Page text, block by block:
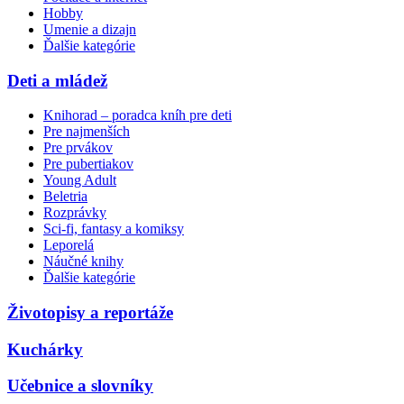
Hobby
Umenie a dizajn
Ďalšie kategórie
Deti a mládež
Knihorad – poradca kníh pre deti
Pre najmenších
Pre prvákov
Pre pubertiakov
Young Adult
Beletria
Rozprávky
Sci-fi, fantasy a komiksy
Leporelá
Náučné knihy
Ďalšie kategórie
Životopisy a reportáže
Kuchárky
Učebnice a slovníky